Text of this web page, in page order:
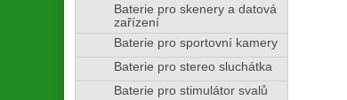
Baterie pro skenery a datová
zařízení
Baterie pro sportovní kamery
Baterie pro stereo sluchátka
Baterie pro stimulátor svalů